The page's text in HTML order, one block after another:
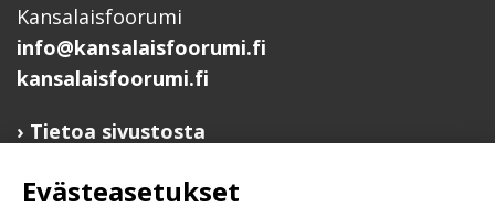
Kansalaisfoorumi
info@kansalaisfoorumi.fi
kansalaisfoorumi.fi
Tietoa sivustosta
Ilmoita järjestösi järjestöhakemistoon
Evästeasetukset